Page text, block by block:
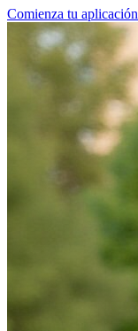
Comienza tu aplicación